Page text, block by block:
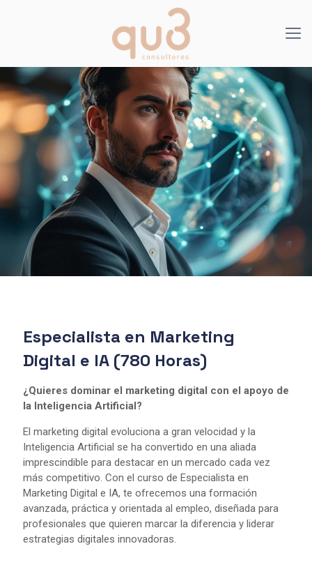
Especialista en Marketing
Digital e IA (780 Horas)
¿Quieres dominar el marketing digital con el apoyo de
la Inteligencia Artificial?
El marketing digital evoluciona a gran velocidad y la
Inteligencia Artificial se ha convertido en una aliada
imprescindible para destacar en un mercado cada vez
más competitivo. Con el curso de Especialista en
Marketing Digital e IA, te ofrecemos una formación
avanzada, práctica y orientada al empleo, diseñada para
profesionales que quieren marcar la diferencia y liderar
estrategias digitales innovadoras.